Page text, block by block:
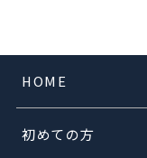
HOME
初めての方